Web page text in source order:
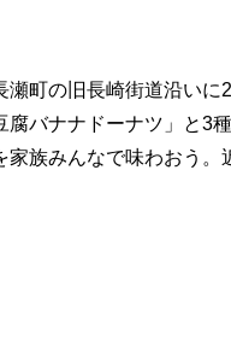
瀬町の旧長崎街道沿い
腐バナナドーナツ」と3
家族みんなで味わおう。